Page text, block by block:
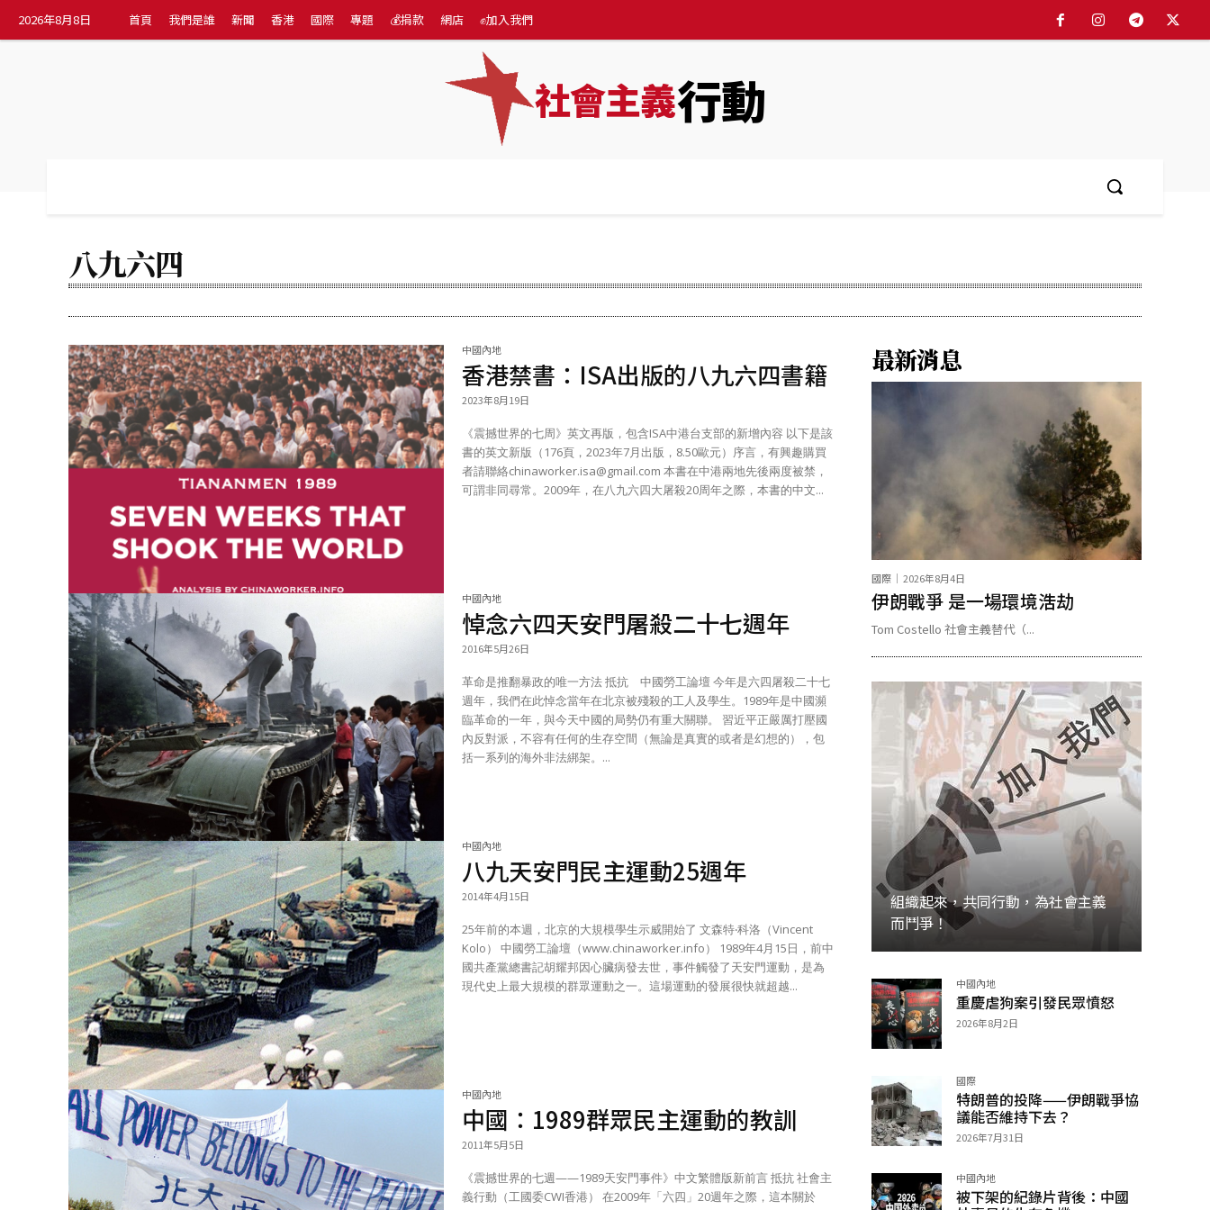
2026年8月8日 首頁 我們是誰 新聞 香港 國際 專題 💰捐款 網店 ✊加入我們
社會主義行動
八九六四
中國內地
香港禁書：ISA出版的八九六四書籍
2023年8月19日
《震撼世界的七周》英文再版，包含ISA中港台支部的新增內容 以下是該
書的英文新版（176頁，2023年7月出版，8.50歐元）序言，有興趣購買
者請聯絡chinaworker.isa@gmail.com 本書在中港兩地先後兩度被禁，
可謂非同尋常。2009年，在八九六四大屠殺20周年之際，本書的中文...
中國內地
悼念六四天安門屠殺二十七週年
2016年5月26日
革命是推翻暴政的唯一方法 抵抗 中國勞工論壇 今年是六四屠殺二十七
週年，我們在此悼念當年在北京被殘殺的工人及學生。1989年是中國瀕
臨革命的一年，與今天中國的局勢仍有重大關聯。 習近平正嚴厲打壓國
內反對派，不容有任何的生存空間（無論是真實的或者是幻想的），包
括一系列的海外非法綁架。...
中國內地
八九天安門民主運動25週年
2014年4月15日
25年前的本週，北京的大規模學生示威開始了 文森特‧科洛（Vincent
Kolo） 中國勞工論壇（www.chinaworker.info） 1989年4月15日，前中
國共產黨總書記胡耀邦因心臟病發去世，事件觸發了天安門運動，是為
現代史上最大規模的群眾運動之一。這場運動的發展很快就超越...
中國內地
中國：1989群眾民主運動的教訓
2011年5月5日
《震撼世界的七週——1989天安門事件》中文繁體版新前言 抵抗 社會主
義行動（工國委CWI香港） 在2009年「六四」20週年之際，這本關於
最新消息
國際 2026年8月4日
伊朗戰爭 是一場環境浩劫
Tom Costello 社會主義替代（...
組織起來，共同行動，為社會主義
而鬥爭！
加入 中國內地
重慶虐狗案引發民眾憤怒
2026年8月2日
國際
特朗普的投降——伊朗戰爭協
議能否維持下去？
2026年7月31日
中國內地
被下架的紀錄片背後：中國